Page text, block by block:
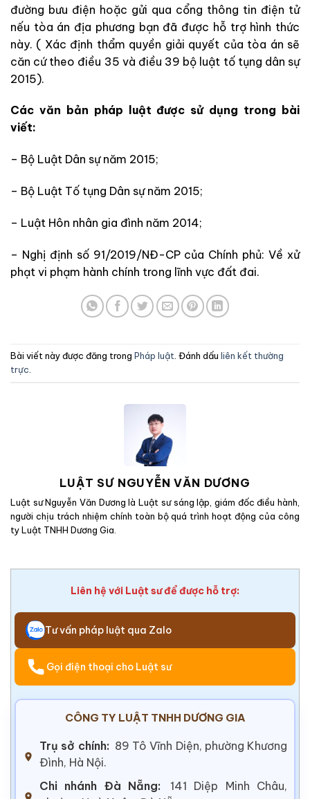
đường bưu điện hoặc gửi qua cổng thông tin điện tử
nếu tòa án địa phương bạn đã được hỗ trợ hình thức
này. ( Xác định thẩm quyền giải quyết của tòa án sẽ
căn cứ theo điều 35 và điều 39 bộ luật tố tụng dân sự
2015).
Các văn bản pháp luật được sử dụng trong bài
viết:
– Bộ Luật Dân sự năm 2015;
– Bộ Luật Tố tụng Dân sự năm 2015;
– Luật Hôn nhân gia đình năm 2014;
– Nghị định số 91/2019/NĐ-CP của Chính phủ: Về xử
phạt vi phạm hành chính trong lĩnh vực đất đai.
Bài viết này được đăng trong Pháp luật . Đánh dấu liên kết thường
trực
LUẬT SƯ NGUYỄN VĂN DƯƠNG
Luật sư Nguyễn Văn Dương là Luật sư sáng lập, giám đốc điều hành,
người chịu trách nhiệm chính toàn bộ quá trình hoạt động của công
ty Luật TNHH Dương Gia.
Liên hệ với Luật sư để được hỗ trợ:
Tư vấn pháp luật qua Zalo
Gọi điện thoại cho Luật sư
CÔNG TY LUẬT TNHH DƯƠNG GIA
Trụ sở chính: 89 Tô Vĩnh Diện, phường Khương
Đình, Hà Nội.
Chi nhánh Đà Nẵng:
141 Diệp Minh Châu,